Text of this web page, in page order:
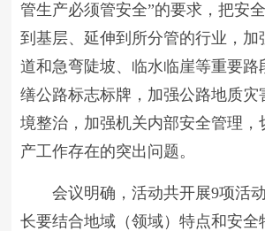
管生产必须管安全”的要求，把安
到基层、延伸到所分管的行业，加
道和急弯陡坡、临水临崖等重要路
缮公路标志标牌，加强公路地质灾
境整治，加强机关内部安全管理，
产工作存在的突出问题。
会议明确，活动共开展9项活动
长要结合地域（领域）特点和安全